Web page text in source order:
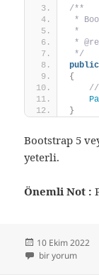
/**
*
*
*
*/
public
{
//
}
Bootstrap 5
yeterli.
Önemli Not :
Yayın
tarihi
10 Ekim 2022
Laravel 9’da
bir yorum